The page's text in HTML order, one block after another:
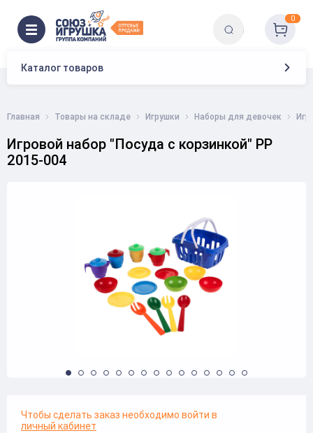
Каталог товаров
0
Главная Товары на складе Игрушки Наборы для девочек
Игровой набор "Посуда с корзинкой" РР
2015-004
Чтобы сделать заказ необходимо войти в
личный кабинет